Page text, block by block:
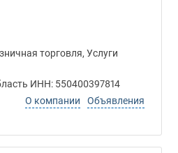
торговля, Услуги
ИНН: 550400397814
О компании
Объявления